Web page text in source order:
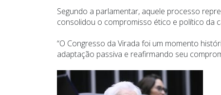
Segundo a parlamentar, aquele processo
consolidou o compromisso ético e político da
“O Congresso da Virada foi um momento
adaptação passiva e reafirmando seu